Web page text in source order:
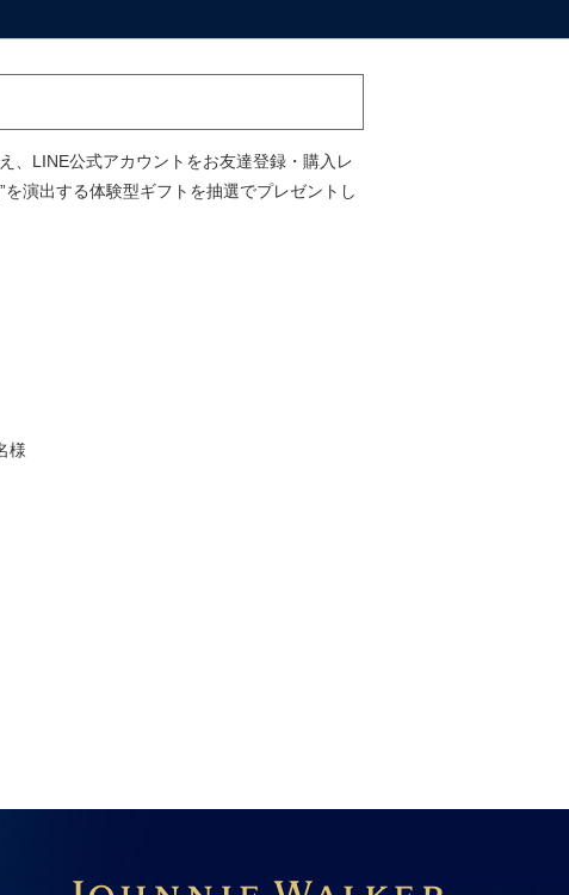
、LINE公式アカウントをお友達登録・購入レ
演出する体験型ギフトを抽選でプレゼントし
様